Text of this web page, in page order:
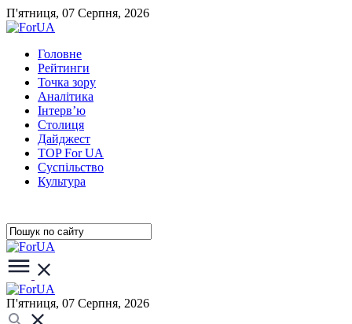
П'ятниця, 07 Серпня, 2026
Головне
Рейтинги
Точка зору
Аналітика
Інтерв’ю
Столиця
Дайджест
TOP For UA
Суспiльство
Культура
П'ятниця, 07 Серпня, 2026